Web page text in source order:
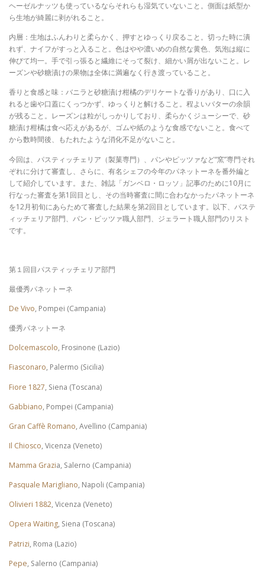
ヘーゼルナッツも使っているならそれらも湿気ていないこと。側面は紙型か
ら生地が綺麗に剥がれること。
内層：生地はふんわりと柔らかく、押すとゆっくり戻ること。切った時に潰
れず、ナイフがすっと入ること。色はやや濃いめの自然な黄色、気泡は縦に
伸びて均一。手で引っ張ると繊維にそって裂け、細かい屑が出ないこと。レ
ーズンや砂糖漬けの果物は全体に満遍なく行き渡っていること。
香りと食感と味：バニラと砂糖漬け柑橘のデリケートな香りがあり、口に入
れると歯や口蓋にくっつかず、ゆっくりと解けること。程よいバターの余韻
が残ること。レーズンは粒がしっかりしており、柔らかくジューシーで、砂
糖漬け柑橘は食べ応えがあるが、ゴムや紙のような食感でないこと。食べて
から数時間後、もたれたような消化不足がないこと。
今回は、パスティッチェリア（製菓専門）、パンやピッツァなど“窯”専門それ
ぞれに分けて審査し、さらに、有名シェフの今年のパネットーネを番外編と
して紹介しています。また、雑誌「ガンベロ・ロッソ」記事のために10月に
行なった審査を第1回目とし、その当時審査に間に合わなかったパネットーネ
を12月初旬にあらためて審査した結果を第2回目としています。以下、パステ
ィッチェリア部門、パン・ピッツァ職人部門、ジェラート職人部門のリスト
です。
第１回目パスティッチェリア部門
最優秀パネットーネ
De Vivo, Pompei (Campania)
優秀パネットーネ
Dolcemascolo, Frosinone (Lazio)
Fiasconaro, Palermo (Sicilia)
Fiore 1827, Siena (Toscana)
Gabbiano, Pompei (Campania)
Gran Caffè Romano, Avellino (Campania)
Il Chiosco, Vicenza (Veneto)
Mamma Grazia, Salerno (Campania)
Pasquale Marigliano, Napoli (Campania)
Olivieri 1882, Vicenza (Veneto)
Opera Waiting, Siena (Toscana)
Patrizi, Roma (Lazio)
Pepe, Salerno (Campania)